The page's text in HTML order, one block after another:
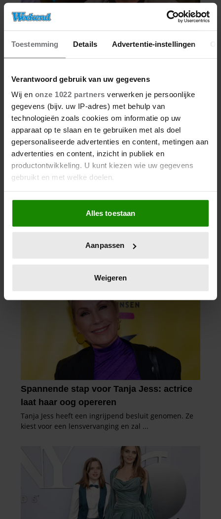
Toestemming Details Advertentie-instellingen
Verantwoord gebruik van uw gegevens
Wij en onze 1022 partners verwerken je persoonlijke
gegevens (bijv. uw IP-adres) met behulp van
technologieën zoals cookies om informatie op uw
apparaat op te slaan en te gebruiken met als doel
gepersonaliseerde advertenties en content, metingen aan
advertenties en content, inzicht in publiek en
productontwikkeling. U kunt kiezen wie uw gegevens
gebruikt en met welke doelen.
Als u het toestaat, willen we ook graag:
Informatie verzamelen over uw geografische
locatie, die tot een paar meter nauwkeurig kan zijn
scannen op specifieke eigenschappen (fingerprinting)
verwerkt en stel uw voorkeuren in het
intrekken in de Cookieverklaring.
We gebruiken cookies om content en advertenties te
personaliseren, om functies voor social media te bieden
en om ons websiteverkeer te analyseren. Ook delen we
informatie over uw gebruik van onze site met onze
partners voor social media, adverteren en analyse. Deze
partners kunnen deze gegevens combineren met andere
informatie die u aan ze heeft verstrekt of die ze hebben
verzameld op basis van uw gebruik van hun services. U
gaat akkoord met onze cookies als u onze website blijft
gebruiken.
Alles toestaan
Aanpassen
Weigeren